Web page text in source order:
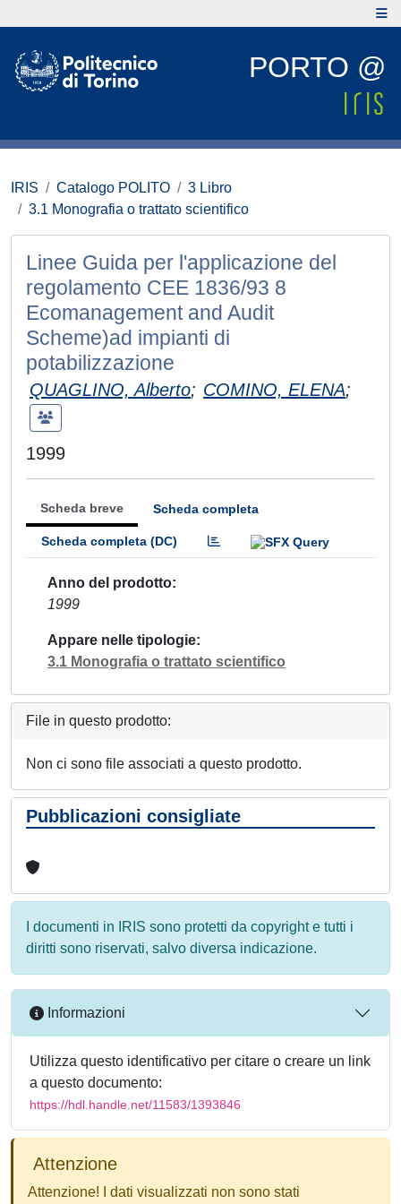
PORTO @
IRIS Catalogo POLITO
3 Libro
3.1 Monografia o trattato scientifico
Linee Guida per l'applicazione del
regolamento CEE 1836/93 8
Ecomanagement and Audit
Scheme)ad impianti di
potabilizzazione
QUAGLINO, Alberto; COMINO, ELENA;
1999
Scheda breve Scheda completa
Scheda completa (DC)
Anno del prodotto
1999
Appare nelle tipologie
3.1 Monografia o trattato scientifico
File in questo prodotto:
Non ci sono file associati a questo prodotto.
Pubblicazioni consigliate
I documenti in IRIS sono protetti da copyright e tutti i
diritti sono riservati, salvo diversa indicazione.
Informazioni
Utilizza questo identificativo per citare o creare un link
a questo documento:
https://hdl.handle.net/11583/1393846
Attenzione
Attenzione! I dati visualizzati non sono stati